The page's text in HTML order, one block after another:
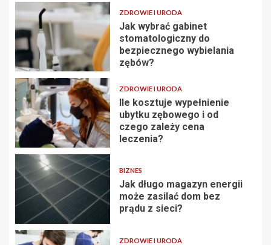
ZDROWIE I URODA
Jak wybrać gabinet
stomatologiczny do
bezpiecznego wybielania
zębów?
ZDROWIE I URODA
Ile kosztuje wypełnienie
ubytku zębowego i od
czego zależy cena
leczenia?
BIZNES
Jak długo magazyn energii
może zasilać dom bez
prądu z sieci?
ZDROWIE I URODA